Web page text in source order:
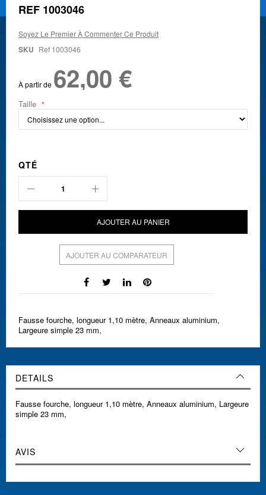
Skip
to
beginning
of
REF 1003046
Soyez Le Premier À Commenter Ce Produit
SKU Ref 1003046
À partir de 62,00 €
Taille
QTÉ
AJOUTER AU PANIER
AJOUTER AU COMPARATEUR
Fausse fourche, longueur 1,10 mètre, Anneaux aluminium,
Largeure simple 23 mm,
DETAILS
Fausse fourche, longueur 1,10 mètre, Anneaux aluminium, Largeure
simple 23 mm,
AVIS